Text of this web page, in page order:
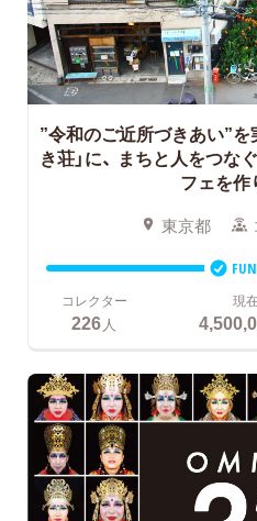
”令和のご近所づきあい”
き荘」に、 まちと人をつな
フェを作
東京都
コレクター
226人
現